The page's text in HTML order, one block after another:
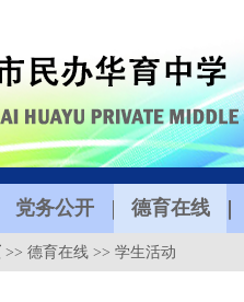
党务公开
德育在线
>>德育在线 >>学生活动